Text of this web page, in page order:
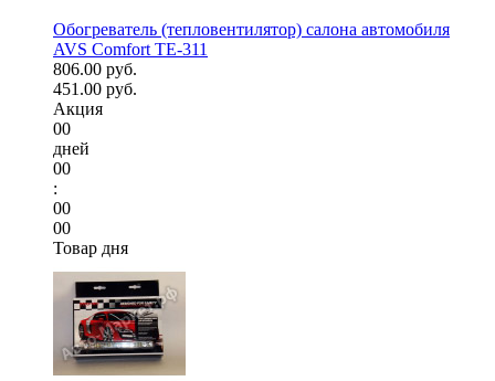
Обогреватель (тепловентилятор) салона автомобиля
AVS Comfort TE-311
806.00 руб.
451.00 руб.
Акция
00
дней
00
:
00
00
Товар дня